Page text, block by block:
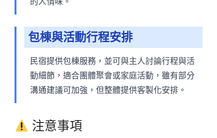
包棟與活動行程安排
民宿提供包棟服務，並可與主人討論行程與活
動細節，適合團體聚會或家庭活動，雖有部分
溝通建議可加強，但整體提供客製化安排。
注意事項